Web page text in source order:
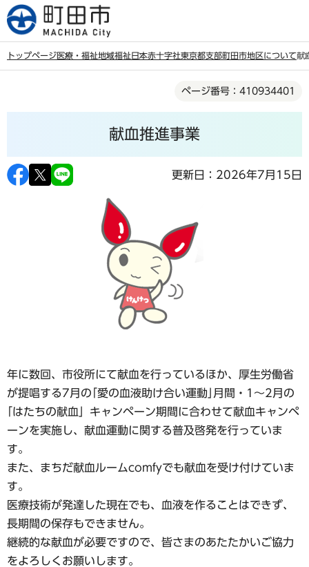
こ
の
す
トップページ医療・福祉地域福祉日本赤十字社東京都支部町田市地区について献
ら
ページ番号：410934401
献血推進事業
更新日：2026年7月15日
年に数回、市役所にて献血を行っているほか、厚生労働省
が提唱する7月の｢愛の血液助け合い運動｣月間・1～2月の
｢はたちの献血」キャンペーン期間に合わせて献血キャンペ
ーンを実施し、献血運動に関する普及啓発を行っていま
す。
また、まちだ献血ルームcomfyでも献血を受け付けていま
す。
医療技術が発達した現在でも、血液を作ることはできず、
長期間の保存もできません。
継続的な献血が必要ですので、皆さまのあたたかいご協力
をよろしくお願いします。